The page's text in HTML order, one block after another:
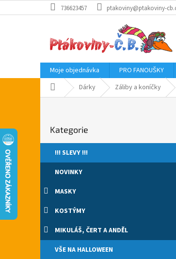
na
736623457 ptakoviny@ptakoviny-
Moje objednávka PRO FANOUŠKY
Domů Dárky Záliby a koníčky
r
n
a
e
l
kategorie
Kategorie
!!! SLEVY !!!
NOVINKY
MASKY
KOSTÝMY
MIKULÁŠ, ČERT A ANDĚL
VŠE NA HALLOWEEN